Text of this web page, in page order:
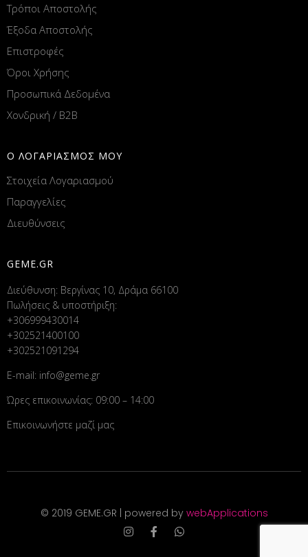
Τρόποι Αποστολής
Έξοδα Αποστολής
Επιστροφές
Όροι Χρήσης
Προσωπικά Δεδομένα
Χονδρική / B2B
Ο ΛΟΓΑΡΙΑΣΜΟΣ ΜΟΥ
Στοιχεία Λογαριασμού
Παραγγελίες
Διευθύνσεις
GEME.GR
Διεύθυνση: Βεργίνας 10, Δράμα 66100
Πωλήσεις & υποστήριξη:
+306999430014
+302521400100
+302521091294
E-mail: info@geme.gr
Ώρες επικοινωνίας: 09:00 – 14:00
Επικοινωνήστε μαζί μας
© 2019 GEME.GR | powered by webApplications